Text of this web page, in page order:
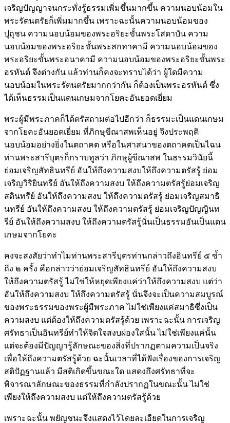
เจริญปัญญาจนกระทั่งรู้ธรรมเพิ่มขึ้นมากขึ้น ความนอบน้อมใน
พระรัตนตรัยก็เพิ่มมากขึ้น เพราะฉะนั้นความนอบน้อมของ
ปุถุชน ความนอบน้อมของพระอริยะขั้นพระโสดาบัน ความ
นอบน้อมของพระอริยะขั้นพระสกทาคามี ความนอบน้อมของ
พระอริยะขั้นพระอนาคามี ความนอบน้อมของพระอริยะขั้นพระ
อรหันต์ จึงต่างกัน แล้วท่านก็คงจะทราบได้ว่า ผู้ใดมีความ
นอบน้อมในพระรัตนตรัยมากกว่ากัน ก็ต้องเป็นพระอรหันต์ ซึ่ง
ได้เห็นธรรมเป็นแดนเกษมจากโยคะอันยอดเยี่ยม
พระผู้มีพระภาคก็ได้ตรัสถามต่อไปอีกว่า ก็ธรรมะเป็นแดนเกษม
จากโยคะอันยอดเยี่ยม ที่ภิกษุขีณาสพเห็นอยู่ จึงประพฤติ
นอบน้อมอย่างยิ่งในตถาคต หรือในศาสนาของตถาคตเป็นไฉน
ท่านพระสารีบุตรก็กราบทูลว่า ภิกษุผู้ขีณาสพ ในธรรมวินัยนี้
ย่อมเจริญสัทธินทรีย์ อันให้ถึงความสงบให้ถึงความตรัสรู้ ย่อม
เจริญวิริยินทรีย์ อันให้ถึงความสงบ ให้ถึงความตรัสรู้ย่อมเจริญ
สตินทรีย์ อันให้ถึงความสงบ ให้ถึงความตรัสรู้ ย่อมเจริญสมาธิ
นทรีย์ อันให้ถึงความสงบ ให้ถึงความตรัสรู้ ย่อมเจริญปัญญินท
รีย์ อันให้ถึงความสงบ ให้ถึงความตรัสรู้นั่นเป็นธรรมอันเป็นแดน
เกษมจากโยคะ
คงจะสงสัยว่าทำไมท่านพระสารีบุตรท่านกล่าวถึงอินทรีย์ ๕ ซ้ำ
ถึง ๒ ครั้ง คือกล่าวว่าย่อมเจริญสัทธินทรีย์ อันให้ถึงความสงบ
ให้ถึงความตรัสรู้ ไม่ใช่ให้หยุดเพียงแค่ว่าให้ถึงความสงบ แต่ว่า
อันให้ถึงความสงบ ให้ถึงความตรัสรู้ นั่นจึงจะเป็นความสมบูรณ์
ของพระธรรมของพระผู้มีพระภาค ไม่ใช่เพียงแค่สมาธิซึ่งเป็น
ความสงบ แต่ต้องให้ถึงความตรัสรู้ด้วย เพราะฉะนั้น การเจริญ
ศรัทธาเป็นอินทรีย์ทำให้จิตใจสงบผ่องใสนั้น ไม่ใช่เพียงแค่นั้น
แต่จะต้องมีปัญญารู้ลักษณะของสิ่งที่ปรากฏตามความเป็นจริง
เพื่อให้ถึงความตรัสรู้ด้วย ฉะนั้นเวลาที่ได้ฟังเรื่องของการเจริญ
สติปัฏฐานแล้ว มีสติเกิดขึ้นขณะใด แสดงถึงศรัทธาที่จะ
พิจารณาลักษณะของธรรมที่กำลังปรากฏในขณะนั้น ไม่ใช่
เพียงให้ถึงความสงบ แต่ให้ถึงความตรัสรู้ด้วย
เพราะฉะนั้น พยัญชนะจึงแสดงไว้โดยละเอียดในการเจริญ